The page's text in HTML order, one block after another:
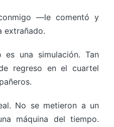
—le comentó y
extrañado.
una simulación. Tan
regreso en el cuartel
No se metieron a un
máquina del tiempo.